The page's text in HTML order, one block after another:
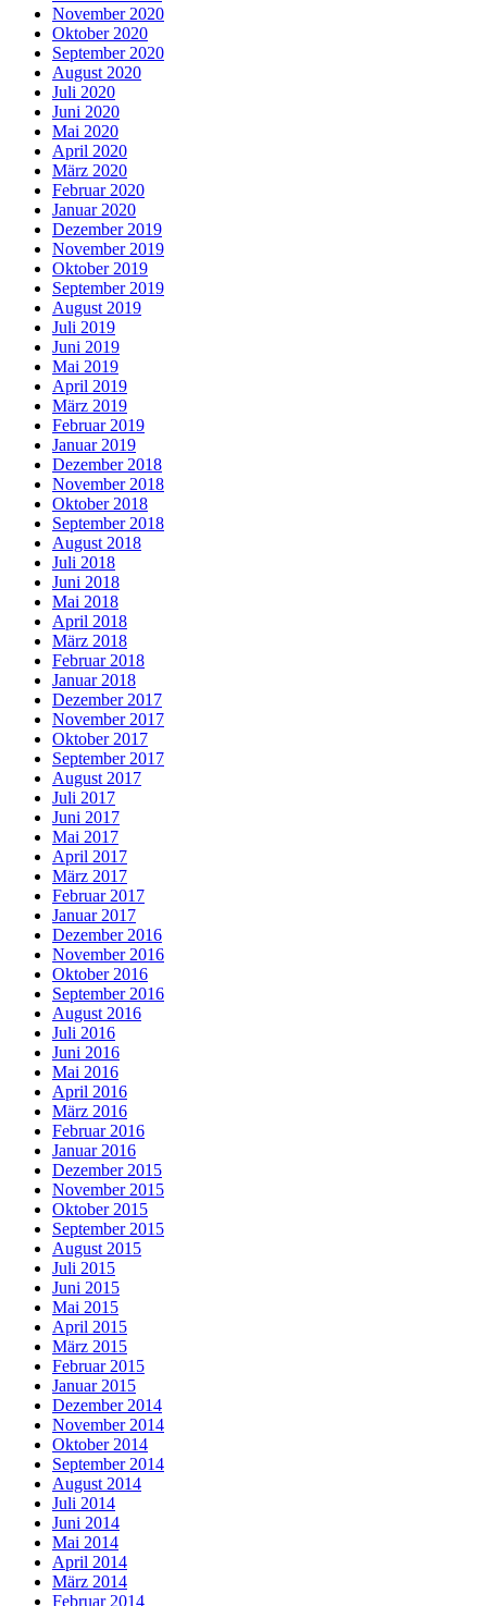
November 2020
Oktober 2020
September 2020
August 2020
Juli 2020
Juni 2020
Mai 2020
April 2020
März 2020
Februar 2020
Januar 2020
Dezember 2019
November 2019
Oktober 2019
September 2019
August 2019
Juli 2019
Juni 2019
Mai 2019
April 2019
März 2019
Februar 2019
Januar 2019
Dezember 2018
November 2018
Oktober 2018
September 2018
August 2018
Juli 2018
Juni 2018
Mai 2018
April 2018
März 2018
Februar 2018
Januar 2018
Dezember 2017
November 2017
Oktober 2017
September 2017
August 2017
Juli 2017
Juni 2017
Mai 2017
April 2017
März 2017
Februar 2017
Januar 2017
Dezember 2016
November 2016
Oktober 2016
September 2016
August 2016
Juli 2016
Juni 2016
Mai 2016
April 2016
März 2016
Februar 2016
Januar 2016
Dezember 2015
November 2015
Oktober 2015
September 2015
August 2015
Juli 2015
Juni 2015
Mai 2015
April 2015
März 2015
Februar 2015
Januar 2015
Dezember 2014
November 2014
Oktober 2014
September 2014
August 2014
Juli 2014
Juni 2014
Mai 2014
April 2014
März 2014
Februar 2014